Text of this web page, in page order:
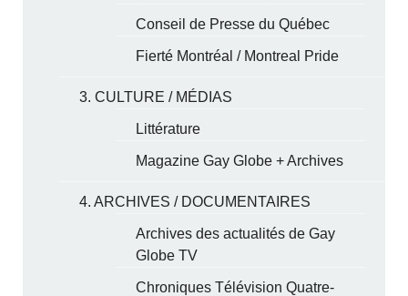
Conseil de Presse du Québec
Fierté Montréal / Montreal Pride
3. CULTURE / MÉDIAS
Littérature
Magazine Gay Globe + Archives
4. ARCHIVES / DOCUMENTAIRES
Archives des actualités de Gay
Globe TV
Chroniques Télévision Quatre-